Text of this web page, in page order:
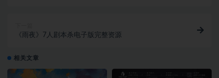
《雨夜》7人剧本杀电子版完整资源
相关文章